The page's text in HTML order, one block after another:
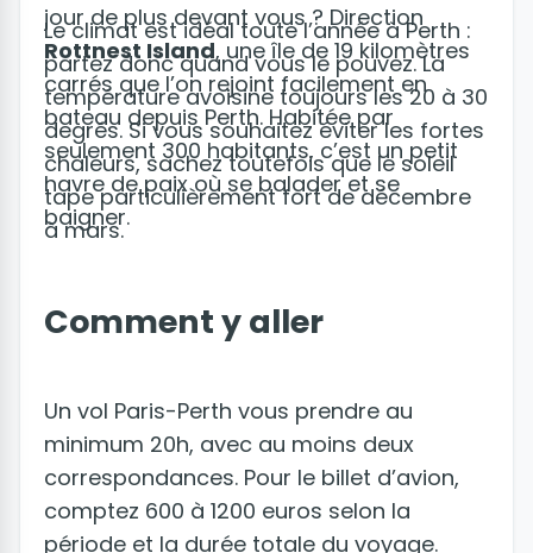
jour de plus devant vous ? Direction
Rottnest Island, une île de 19 kilomètres
carrés que l’on rejoint facilement en
bateau depuis Perth. Habitée par
seulement 300 habitants, c’est un petit
havre de paix où se balader et se
baigner.
Le climat est idéal toute l’année à Perth :
partez donc quand vous le pouvez. La
température avoisine toujours les 20 à 30
degrés. Si vous souhaitez éviter les fortes
chaleurs, sachez toutefois que le soleil
tape particulièrement fort de décembre
à mars.
Comment y aller
Un vol Paris-Perth vous prendre au
minimum 20h, avec au moins deux
correspondances. Pour le billet d’avion,
comptez 600 à 1200 euros selon la
période et la durée totale du voyage.